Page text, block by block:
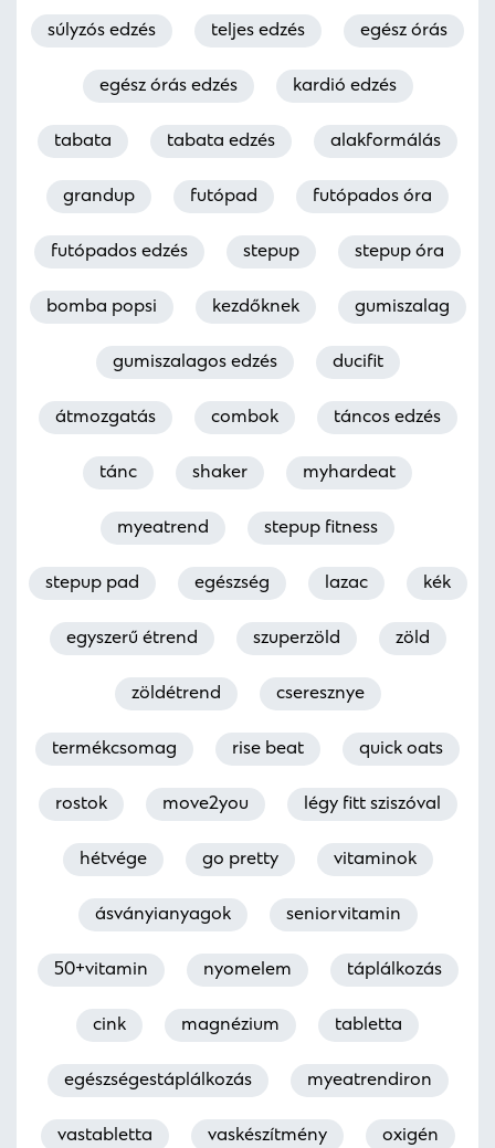
súlyzós edzés teljes edzés egész órás
egész órás edzés kardió edzés
tabata tabata edzés alakformálás
grandup futópad futópados óra
futópados edzés stepup stepup óra
bomba popsi kezdőknek gumiszalag
gumiszalagos edzés ducifit
átmozgatás combok táncos edzés
tánc shaker myhardeat
myeatrend stepup fitness
stepup pad egészség lazac kék
egyszerű étrend szuperzöld zöld
zöldétrend cseresznye
termékcsomag rise beat quick oats
rostok move2you légy fitt sziszóval
hétvége go pretty vitaminok
ásványianyagok seniorvitamin
50+vitamin nyomelem táplálkozás
cink magnézium tabletta
egészségestáplálkozás myeatrendiron
vastabletta vaskészítmény oxigén